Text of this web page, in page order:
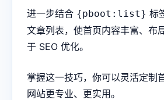
进一步结合 {pboot:list} 标
文章列表，使首页内容丰富、布
于 SEO 优化。
掌握这一技巧，你可以灵活定制
网站更专业、更实用。